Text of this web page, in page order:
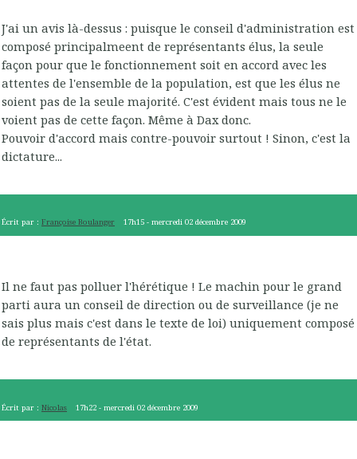
J'ai un avis là-dessus : puisque le conseil d'administration est
composé principalmeent de représentants élus, la seule
façon pour que le fonctionnement soit en accord avec les
attentes de l'ensemble de la population, est que les élus ne
soient pas de la seule majorité. C'est évident mais tous ne le
voient pas de cette façon. Même à Dax donc.
Pouvoir d'accord mais contre-pouvoir surtout ! Sinon, c'est la
dictature...
Écrit par : Françoise Boulanger 17h15 -mercredi 02 décembre 2009
Il ne faut pas polluer l'hérétique ! Le machin pour le grand
parti aura un conseil de direction ou de surveillance (je ne
sais plus mais c'est dans le texte de loi) uniquement composé
de représentants de l'état.
Écrit par : Nicolas 17h22 -mercredi 02 décembre 2009